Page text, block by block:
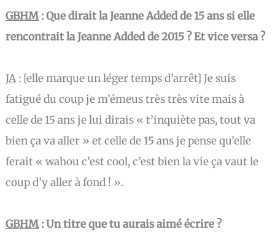
GBHM: Que dirait la Jeanne Added de 15 ans si elle
rencontrait la Jeanne Added de 2015 ? Et vice versa ?
JA : [elle marque un léger temps d’arrêt] Je suis
fatigué du coup je m’émeus très très vite mais à
celle de 15 ans je lui dirais « t’inquiète pas, tout va
bien ça va aller » et celle de 15 ans je pense qu’elle
ferait « wahou c’est cool, c’est bien la vie ça vaut le
coup d’y aller à fond ! ».
GBHM: Un titre que tu aurais aimé écrire ?